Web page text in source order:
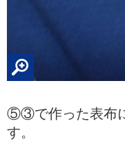
⑤③で作った表布
す。